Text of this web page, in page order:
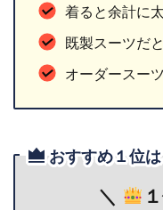
着ると余計に
既製スーツだ
オーダースー
おすすめ１位
＼